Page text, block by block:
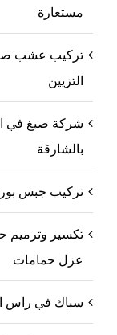
مستعارة
التزيين
بالشارقة
تركيب جبس بورد في
عزل حمامات
سباك في راس الخيمة